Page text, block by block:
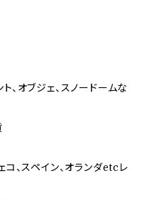
、オブジェ、スノードームな
コ、スペイン、オランダetcレ